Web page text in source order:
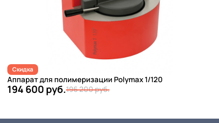
Скидка
Аппарат для полимеризации Polymax 1/120
194 600 руб.196 200 руб.